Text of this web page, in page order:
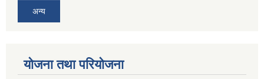
अन्य
योजना तथा परियोजना